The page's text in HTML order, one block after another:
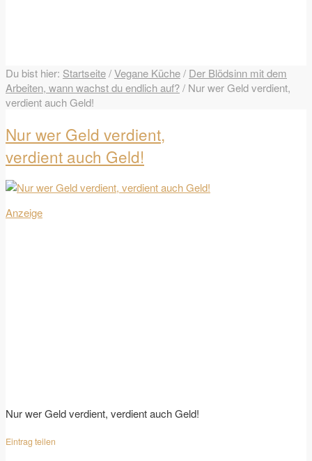
Du bist hier: Startseite/Vegane Küche/ Der Blödsinn mit dem
Arbeiten, wann wachst du endlich auf?/ Nur wer Geld verdient,
verdient auch Geld!
Nur wer Geld verdient,
verdient auch Geld!
Anzeige
Nur wer Geld verdient, verdient auch Geld!
Eintrag teilen